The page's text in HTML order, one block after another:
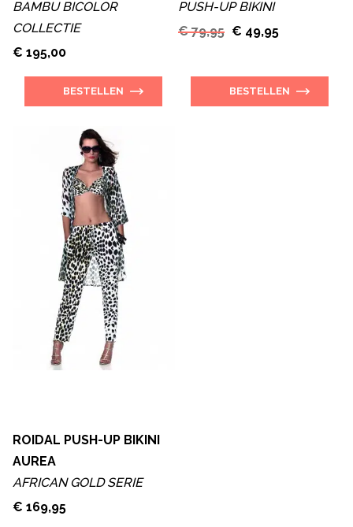
BAMBU BICOLOR
COLLECTIE
€ 195,00
BESTELLEN
PUSH-UP BIKINI
€ 79,95 € 49,95
BESTELLEN
ROIDAL PUSH-UP BIKINI
AUREA
AFRICAN GOLD SERIE
€ 169,95